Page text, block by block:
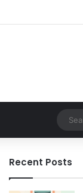
Sulit
Recent Posts